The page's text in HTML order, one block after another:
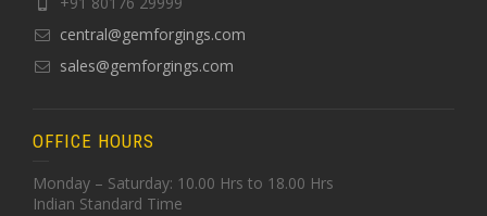
central@gemforgings.com
sales@gemforgings.com
OFFICE HOURS
Monday – Saturday: 10.00 Hrs to 18.00 Hrs
Indian Standard Time